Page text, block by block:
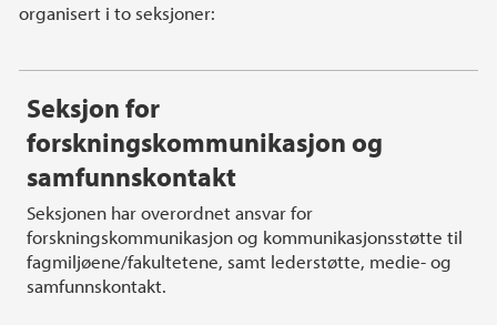
organisert i to seksjoner:
Seksjon for
forskningskommunikasjon og
samfunnskontakt
Seksjonen har overordnet ansvar for
forskningskommunikasjon og kommunikasjonsstøtte til
fagmiljøene/fakultetene, samt lederstøtte, medie- og
samfunnskontakt.